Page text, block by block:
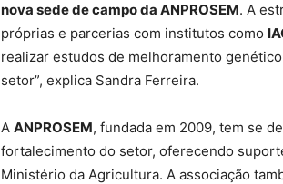
nova sede de campo da ANPROSEM. A
próprias e parcerias com institutos como
realizar estudos de melhoramento
setor”, explica Sandra Ferreira.
A ANPROSEM, fundada em 2009, tem se
fortalecimento do setor, oferecendo
Ministério da Agricultura. A associação